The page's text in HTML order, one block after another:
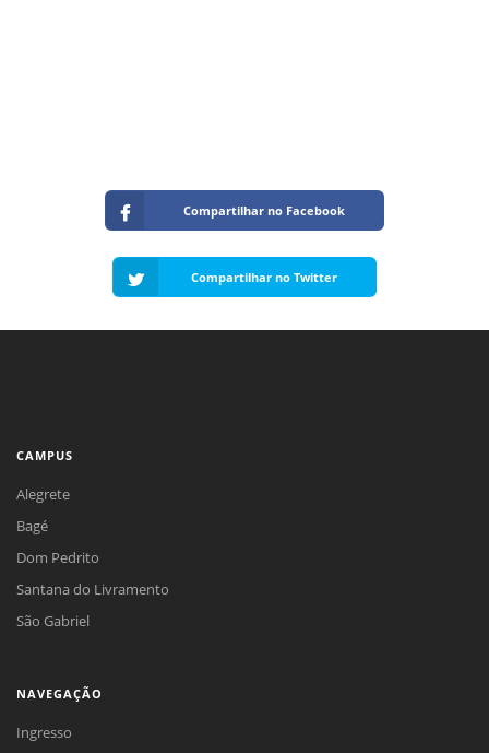
Compartilhar no Facebook
Compartilhar no Twitter
CAMPUS
Alegrete
Bagé
Dom Pedrito
Santana do Livramento
São Gabriel
NAVEGAÇÃO
Ingresso